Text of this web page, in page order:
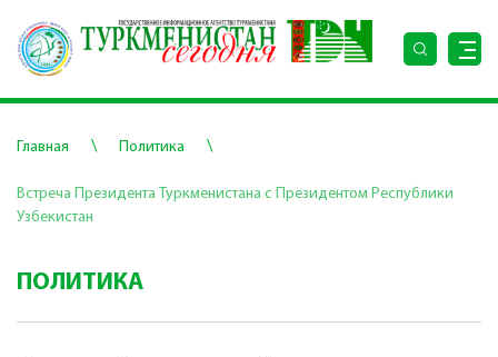
Главная \ Политика \
Встреча Президента Туркменистана с Президентом Республики
Узбекистан
ПОЛИТИКА